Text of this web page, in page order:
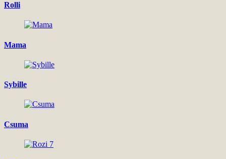
Rolli
Mama
Sybille
Csuma